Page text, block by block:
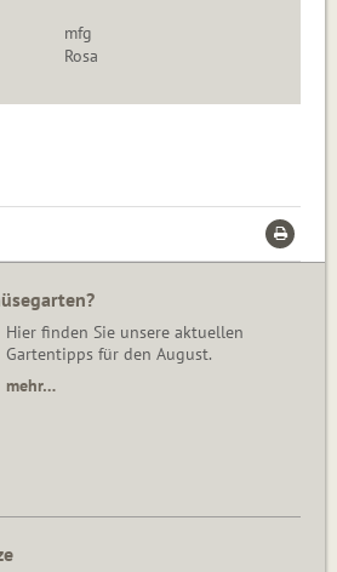
mfg
Rosa
Hier finden Sie unsere aktuellen
Gartentipps für den August.
mehr…